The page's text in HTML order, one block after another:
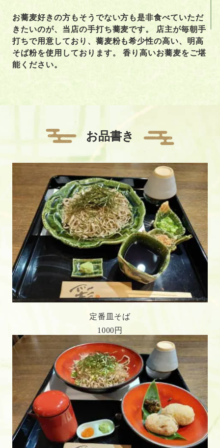
お蕎麦好きの方もそうでない方も是非食べていただ
きたいのが、当店の手打ち蕎麦です。 店主が毎朝手
打ちで用意しており、蕎麦粉も希少性の高い、明高
そば粉を使用しております。 香り高いお蕎麦をご堪
能ください。
お品書き
定番皿そば
1000円